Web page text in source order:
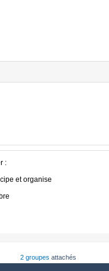
:
et organise
2 groupes attachés